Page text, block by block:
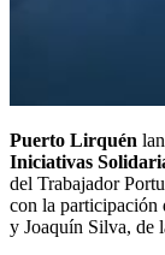
Puerto Lirquén
Iniciativas
del Trabajador
con la participación
y Joaquín Silva, de